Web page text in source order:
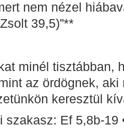
nem nézel
39,5)”**
minél tisztábban,
az ördögnek,
keresztül
szakasz: Ef 5,8b-19